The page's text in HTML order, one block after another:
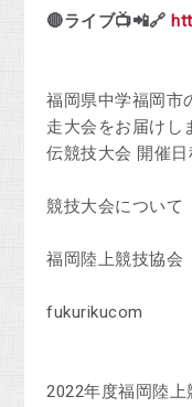
🔴ライブ📺📲🔗
福岡県中学福岡市
走大会をお届けし
伝競技大会 開催
競技大会について
福岡陸上競技協会
fukurikucom
2022年度福岡陸